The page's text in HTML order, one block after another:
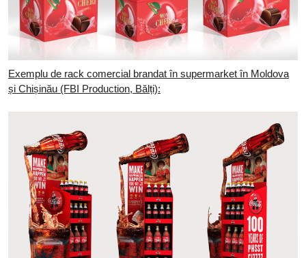
Exemplu de rack comercial brandat în supermarket în Moldova
și Chișinău (FBI Production, Bălți):